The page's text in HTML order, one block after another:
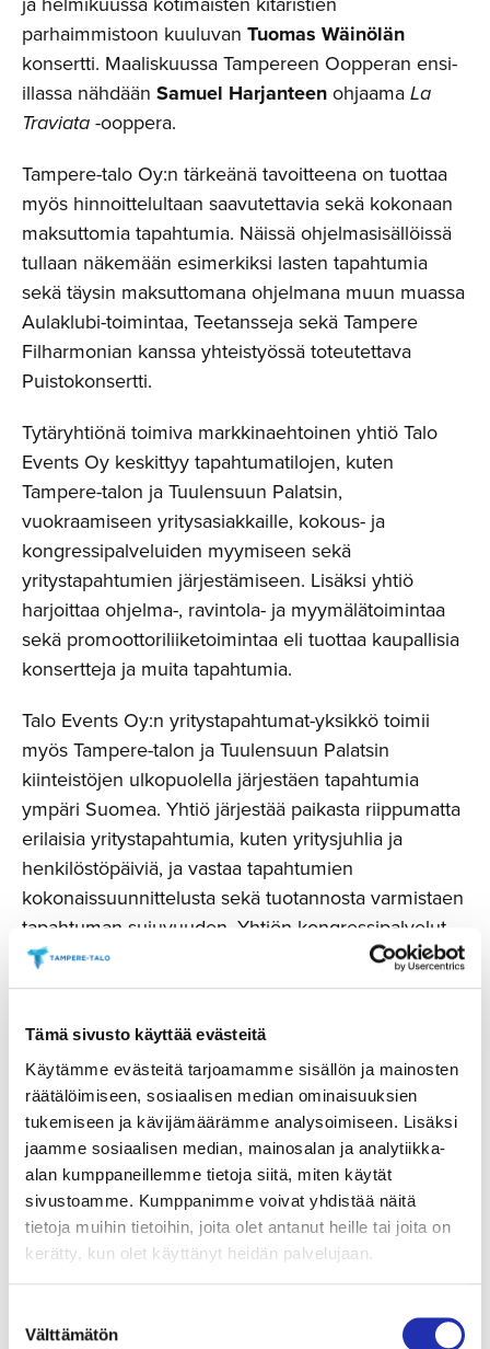
Tämä sivusto käyttää evästeitä
Käytämme evästeitä tarjoamamme sisällön ja mainosten
räätälöimiseen, sosiaalisen median ominaisuuksien
tukemiseen ja kävijämäärämme analysoimiseen. Lisäksi
jaamme sosiaalisen median, mainosalan ja analytiikka-
alan kumppaneillemme tietoja siitä, miten käytät
sivustoamme. Kumppanimme voivat yhdistää näitä
tietoja muihin tietoihin, joita olet antanut heille tai joita on
kerätty, kun olet käyttänyt heidän palvelujaan.
valinta
Välttämätön
parhaimmistoon kuuluvan Tuomas Wäinölän
konsertti. Maaliskuussa Tampereen Oopperan ensi-
illassa nähdään Samuel HarjanteenohjaamaLa
Traviata-ooppera.
Tampere-talo Oy:n tärkeänä tavoitteena on tuottaa
myös hinnoittelultaan saavutettavia sekä kokonaan
maksuttomia tapahtumia. Näissä ohjelmasisällöissä
tullaan näkemään esimerkiksi lasten tapahtumia
sekä täysin maksuttomana ohjelmana muun muassa
Aulaklubi-toimintaa, Teetansseja sekä Tampere
Filharmonian kanssa yhteistyössä toteutettava
Puistokonsertti.
Tytäryhtiönä toimiva markkinaehtoinen yhtiö Talo
Events Oy keskittyy tapahtumatilojen, kuten
Tampere-talon ja Tuulensuun Palatsin,
vuokraamiseen yritysasiakkaille, kokous- ja
kongressipalveluiden myymiseen sekä
yritystapahtumien järjestämiseen. Lisäksi yhtiö
harjoittaa ohjelma-, ravintola- ja myymälätoimintaa
sekä promoottoriliiketoimintaa eli tuottaa kaupallisia
konsertteja ja muita tapahtumia.
Talo Events Oy:n yritystapahtumat-yksikkö toimii
myös Tampere-talon ja Tuulensuun Palatsin
kiinteistöjen ulkopuolella järjestäen tapahtumia
ympäri Suomea. Yhtiö järjestää paikasta riippumatta
erilaisia yritystapahtumia, kuten yritysjuhlia ja
henkilöstöpäiviä, ja vastaa tapahtumien
kokonaissuunnittelusta sekä tuotannosta varmistaen
tapahtuman sujuvuuden. Yhtiön kongressipalvelut
eli ns. PCO-yksikkö on erikoistunut sekä
kansainvälisten että kotimaisten tieteellisten
järjestämiseen valtakunnallisesti.
Talo Events Oy tuottaa kuluttajille suunnattuja
konsertteja ja tapahtumia pääasiassa Tampere-talon
ulkopuolella. Näihin kuuluvat tapahtumat ja konsertit
Tuulensuun Palatsissa, mutta lisäksi yhtiö tuottaa
kiertueita ja areenakokoluokan tapahtumia
aputoiminimellään Tampere Live.
julkaistuOsmo Ikosen Lenni-Kalle Taipaleen,